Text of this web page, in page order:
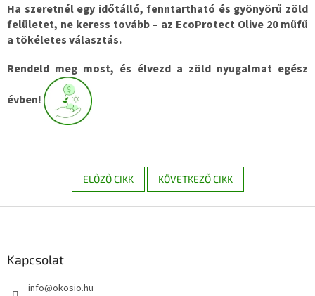
Ha szeretnél egy időtálló, fenntartható és gyönyörű zöld
felületet, ne keress tovább – az EcoProtect Olive 20 műfű
a tökéletes választás.
Rendeld meg most, és élvezd a zöld nyugalmat egész
évben!
ELŐZŐ CIKK KÖVETKEZŐ CIKK
Kapcsolat
info@okosio.hu